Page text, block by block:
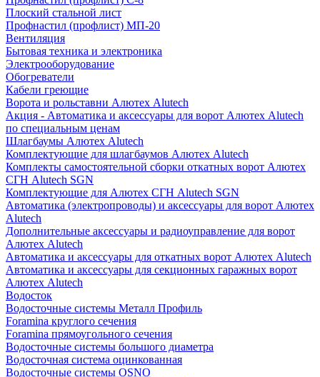
Плоский стальной лист
Профнастил (профлист) МП-20
Вентиляция
Бытовая техника и электроника
Электрооборудование
Обогреватели
Кабели греющие
Ворота и рольставни Алютех Alutech
Акция - Автоматика и аксессуары для ворот Алютех Alutech
по специальным ценам
Шлагбаумы Алютех Alutech
Комплектующие для шлагбаумов Алютех Alutech
Комплекты самостоятельной сборки откатных ворот Алютех
СГН Alutech SGN
Комплектующие для Алютех СГН Alutech SGN
Автоматика (электропроводы) и аксессуары для ворот Алютех
Alutech
Дополнительные аксессуары и радиоуправление для ворот
Алютех Alutech
Автоматика и аксессуары для откатных ворот Алютех Alutech
Автоматика и аксессуары для секционных гаражных ворот
Алютех Alutech
Водосток
Водосточные системы Металл Профиль
Foramina круглого сечения
Foramina прямоугольного сечения
Водосточные системы большого диаметра
Водосточная система оцинкованная
Водосточные системы OSNO